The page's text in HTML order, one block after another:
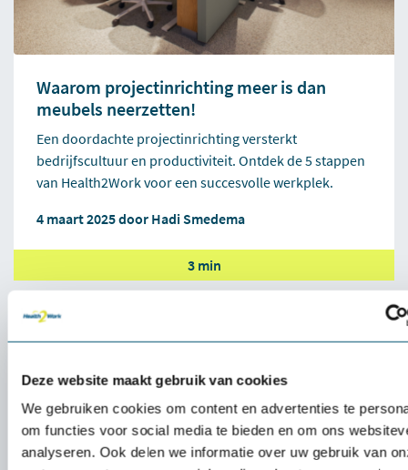
Deze website maakt gebruik van cookies
We gebruiken cookies om content en advertenties te
om functies voor social media te bieden en om ons
analyseren. Ook delen we informatie over uw gebruik van
Waarom projectinrichting meer is dan
meubels neerzetten!
Een doordachte projectinrichting versterkt
bedrijfscultuur en productiviteit. Ontdek de 5 stappen
van Health2Work voor een succesvolle werkplek.
4 maart 2025 door Hadi Smedema
3 min